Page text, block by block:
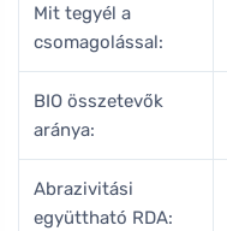
Mit tegyél a
csomagolással:
BIO összetevők
aránya:
Abrazivitási
együttható RDA: